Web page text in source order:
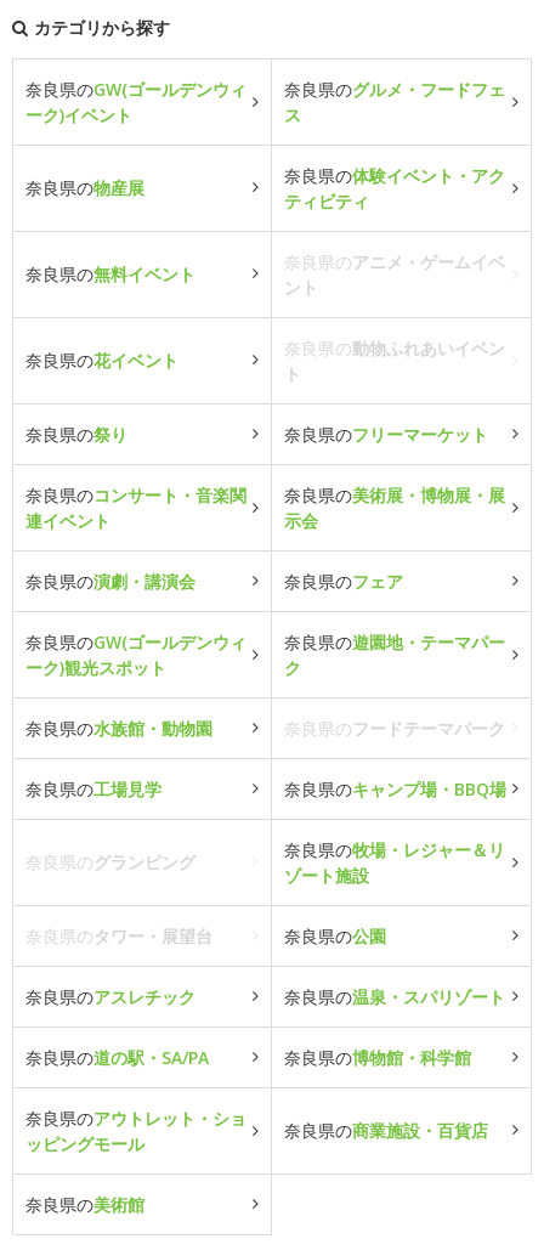
カテゴリから探す
奈良県のGW(ゴールデンウィ
ーク)イベント
奈良県のグルメ・フードフェ
ス
奈良県の物産展
奈良県の体験イベント・アク
ティビティ
奈良県の無料イベント
奈良県のアニメ・ゲームイベ
ント
奈良県の花イベント
奈良県の動物ふれあいイベン
ト
奈良県の祭り 奈良県のフリーマーケット
奈良県のコンサート・音楽関
連イベント
奈良県の美術展・博物展・展
示会
奈良県の演劇・講演会 奈良県のフェア
奈良県のGW(ゴールデンウィ
ーク)観光スポット
奈良県の遊園地・テーマパー
ク
奈良県の水族館・動物園 奈良県のフードテーマパーク
奈良県の工場見学 奈良県のキャンプ場・BBQ場
奈良県のグランピング
奈良県の牧場・レジャー＆リ
ゾート施設
奈良県のタワー・展望台 奈良県の公園
奈良県のアスレチック 奈良県の温泉・スパリゾート
奈良県の道の駅・SA/PA 奈良県の博物館・科学館
奈良県のアウトレット・ショ
ッピングモール
奈良県の商業施設・百貨店
奈良県の美術館